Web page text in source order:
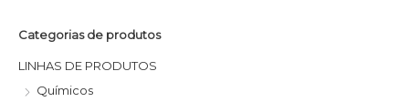
Categorias de produtos
LINHAS DE PRODUTOS
Químicos
P
r
P
r